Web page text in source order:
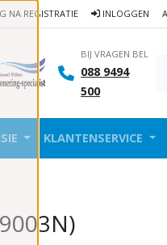
NA REGISTRATIE INLOGGEN
BIJ VRAGEN BEL
088 9494
500
KLANTENSERVICE